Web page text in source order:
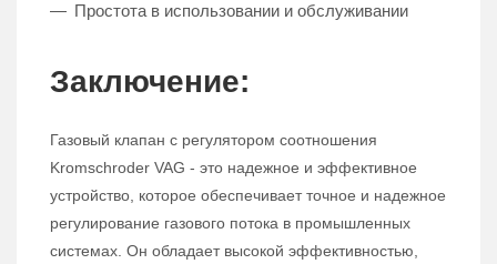
Простота в использовании и обслуживании
Заключение:
Газовый клапан с регулятором соотношения
Kromschroder VAG - это надежное и эффективное
устройство, которое обеспечивает точное и надежное
регулирование газового потока в промышленных
системах. Он обладает высокой эффективностью,